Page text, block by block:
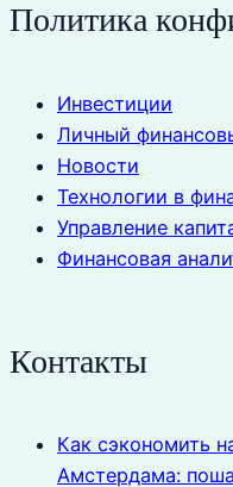
Политика
Инвестиции
Личный
Новости
Технологии в
Управление
Финансовая
Контакты
Как сэкономить
Амстердама: